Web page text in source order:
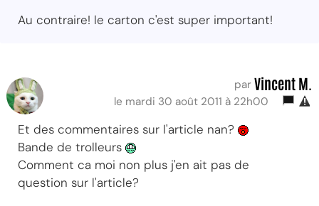
Au contraire! le carton c'est super important!
par Vincent M.
le mardi 30 août 2011 à 22h00
Et des commentaires sur l'article nan?
Bande de trolleurs
Comment ca moi non plus j'en ait pas de
question sur l'article?